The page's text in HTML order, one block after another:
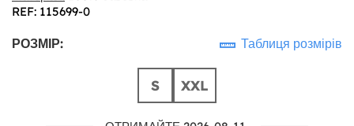
REF: 115699-0
РОЗМІР: Таблиця розмірів
S XXL